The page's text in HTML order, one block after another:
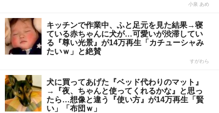
小泉 あめ
キッチンで作業中、ふと足元を見た結果→寝
ている赤ちゃんに犬が…可愛いが渋滞してい
る『尊い光景』が14万再生「カチューシャみ
たいｗ」と絶賛
すがわら
犬に買ってあげた『ベッド代わりのマット』
→『夜、ちゃんと使ってくれるかな』と思っ
たら…想像と違う『使い方』が14万再生「賢
い」「布団ｗ」